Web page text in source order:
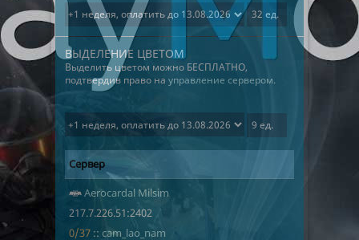
ВЫДЕЛЕНИЕ ЦВЕТОМ
Выделить цветом можно БЕСПЛАТНО,
подтвердив право на управление сервером.
Сервер
487Aerocardal Milsim
217.7.226.51:2402
0/37 :: cam_lao_nam